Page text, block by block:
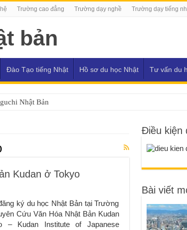
Trường cao đẳng Trường dạy nghề Trường dạy tiếng
Đào Tạo tiếng Nhật Hồ sơ du học Nhật Tư vấn du
Nhật Bản
Kudan ở Tokyo
ký du học Nhật Bản tại Trường
Cứu Văn Hóa Nhật Bản Kudan
– Kudan Institute of Japanese
Điều kiện
Bài viết